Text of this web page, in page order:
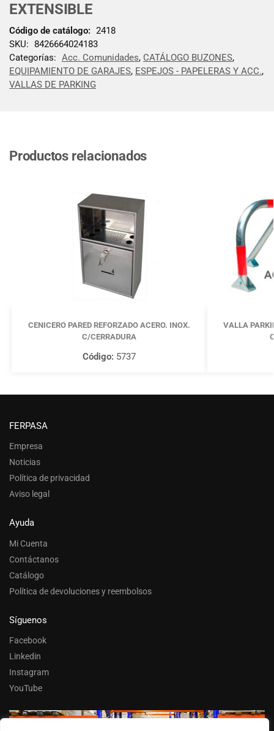
EXTENSIBLE
Código de catálogo: 2418
SKU: 8426664024183
Categorías: Acc. Comunidades, CATÁLOGO BUZONES,
EQUIPAMIENTO DE GARAJES, ESPEJOS - PAPELERAS Y ACC.,
VALLAS DE PARKING
Productos relacionados
CENICERO PARED REFORZADO ACERO. INOX.
C/CERRADURA
Código: 5737
VALLA
FERPASA
Empresa
Noticias
Política de privacidad
Aviso legal
Ayuda
Mi Cuenta
Contáctanos
Catálogo
Política de devoluciones y reembolsos
Síguenos
Facebook
Linkedin
Instagram
YouTube